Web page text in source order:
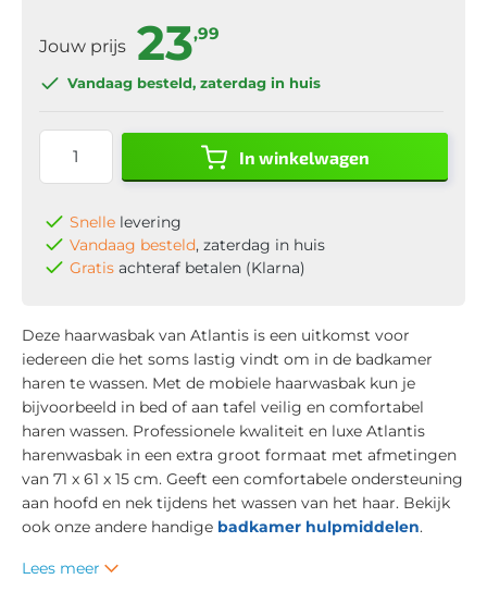
Jouw prijs 23,99
Vandaag besteld, zaterdag in huis
In winkelwagen
Snelle levering
Vandaag besteld, zaterdag in huis
Gratis achteraf betalen (Klarna)
Deze haarwasbak van Atlantis is een uitkomst voor
iedereen die het soms lastig vindt om in de badkamer
haren te wassen. Met de mobiele haarwasbak kun je
bijvoorbeeld in bed of aan tafel veilig en comfortabel
haren wassen. Professionele kwaliteit en luxe Atlantis
harenwasbak in een extra groot formaat met afmetingen
van 71 x 61 x 15 cm. Geeft een comfortabele ondersteuning
aan hoofd en nek tijdens het wassen van het haar. Bekijk
ook onze andere handige badkamer hulpmiddelen.
Lees meer